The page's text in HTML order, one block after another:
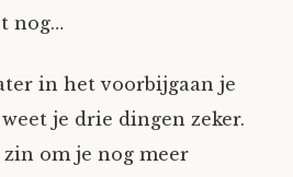
nog…
in het voorbijgaan je
je drie dingen zeker.
om je nog meer